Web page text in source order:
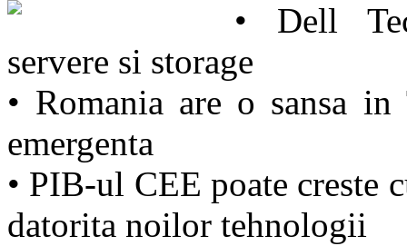
• Dell
servere si storage
• Romania are o sansa
emergenta
• PIB-ul CEE poate creste
datorita noilor tehnologii